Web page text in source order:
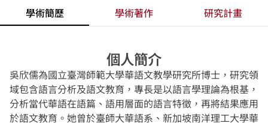
學術簡歷 學術著作 研究計畫
個人簡介
吳欣儒為國立臺灣師範大學華語文教學研究所博士，研究領
域包含語言分析及語文教育，專長是以語言學理論為根基，
分析當代華語在語篇、語用層面的語言特徵，再將結果應用
於語文教育。她曾於臺師大華語系、新加坡南洋理工大學華